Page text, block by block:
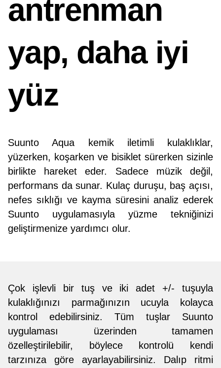
antrenman
yap, daha iyi
yüz
Suunto Aqua kemik iletimli kulaklıklar,
yüzerken, koşarken ve bisiklet sürerken sizinle
birlikte hareket eder. Sadece müzik değil,
performans da sunar. Kulaç duruşu, baş açısı,
nefes sıklığı ve kayma süresini analiz ederek
Suunto uygulamasıyla yüzme tekniğinizi
geliştirmenize yardımcı olur.
Çok işlevli bir tuş ve iki adet +/- tuşuyla
kulaklığınızı parmağınızın ucuyla kolayca
kontrol edebilirsiniz. Tüm tuşlar Suunto
uygulaması üzerinden tamamen
özelleştirilebilir, böylece kontrolü kendi
tarzınıza göre ayarlayabilirsiniz. Dalıp ritmi